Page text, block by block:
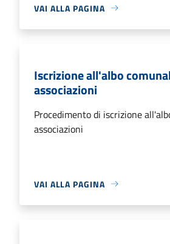
VAI ALLA PAGINA
Iscrizione all'albo
associazioni
Procedimento di iscrizione
associazioni
VAI ALLA PAGINA